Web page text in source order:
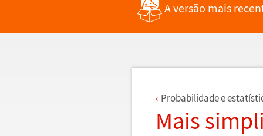
Voltar para Últimas Novidades
A versão mais
Probabilidade e estatí
Mais